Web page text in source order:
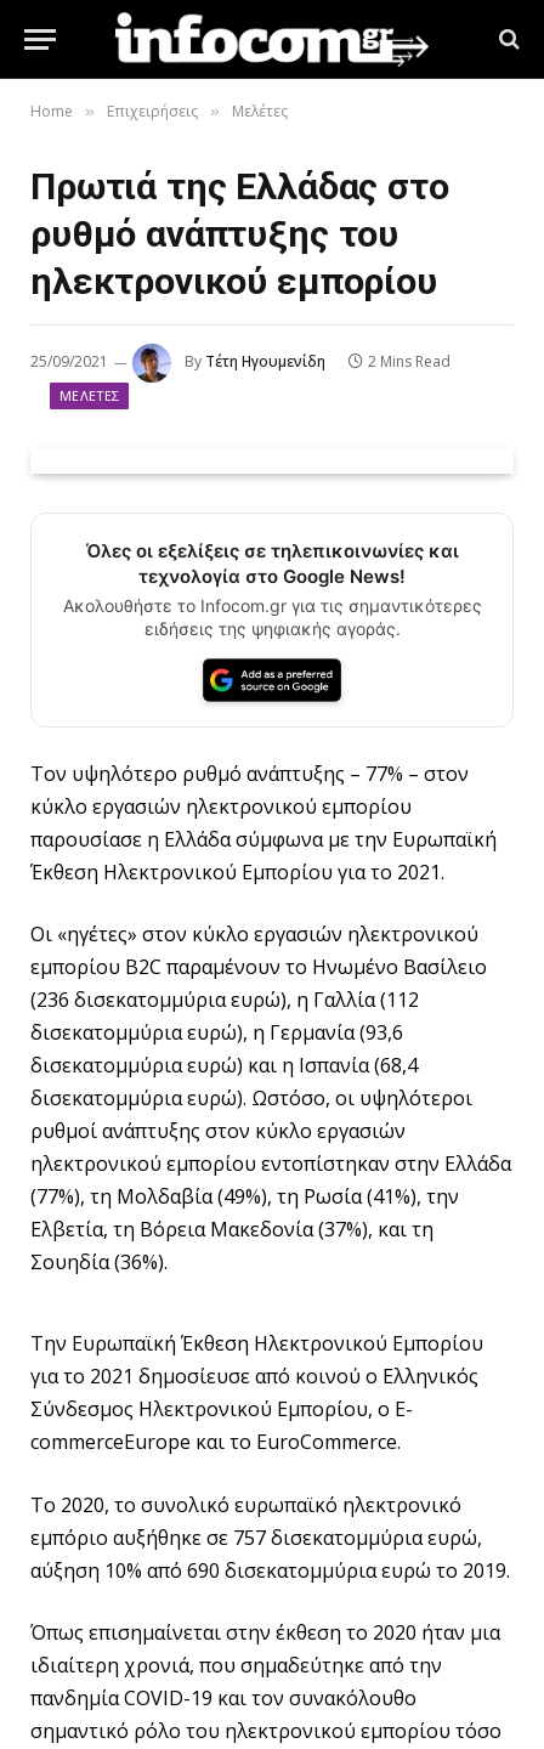
Home » Επιχειρήσεις » Μελέτες
Πρωτιά της Ελλάδας στο
ρυθμό ανάπτυξης του
ηλεκτρονικού εμπορίου
25/09/2021 By Τέτη Ηγουμενίδη 2 Mins Read
ΜΕΛΈΤΕΣ
Όλες οι εξελίξεις σε τηλεπικοινωνίες και
τεχνολογία στο Google News!
Ακολουθήστε το Infocom.gr για τις σημαντικότερες
ειδήσεις της ψηφιακής αγοράς.
Τον υψηλότερο ρυθμό ανάπτυξης – 77% – στον
κύκλο εργασιών ηλεκτρονικού εμπορίου
παρουσίασε η Ελλάδα σύμφωνα με την Ευρωπαϊκή
Έκθεση Ηλεκτρονικού Εμπορίου για το 2021.
Οι «ηγέτες» στον κύκλο εργασιών ηλεκτρονικού
εμπορίου B2C παραμένουν το Ηνωμένο Βασίλειο
(236 δισεκατομμύρια ευρώ), η Γαλλία (112
δισεκατομμύρια ευρώ), η Γερμανία (93,6
δισεκατομμύρια ευρώ) και η Ισπανία (68,4
δισεκατομμύρια ευρώ). Ωστόσο, οι υψηλότεροι
ρυθμοί ανάπτυξης στον κύκλο εργασιών
ηλεκτρονικού εμπορίου εντοπίστηκαν στην Ελλάδα
(77%), τη Μολδαβία (49%), τη Ρωσία (41%), την
Ελβετία, τη Βόρεια Μακεδονία (37%), και τη
Σουηδία (36%).
Την Ευρωπαϊκή Έκθεση Ηλεκτρονικού Εμπορίου
για το 2021 δημοσίευσε από κοινού ο Ελληνικός
Σύνδεσμος Ηλεκτρονικού Εμπορίου, ο E-
commerceEurope και το EuroCommerce.
Το 2020, το συνολικό ευρωπαϊκό ηλεκτρονικό
εμπόριο αυξήθηκε σε 757 δισεκατομμύρια ευρώ,
αύξηση 10% από 690 δισεκατομμύρια ευρώ το 2019.
Όπως επισημαίνεται στην έκθεση το 2020 ήταν μια
ιδιαίτερη χρονιά, που σημαδεύτηκε από την
πανδημία COVID-19 και τον συνακόλουθο
σημαντικό ρόλο του ηλεκτρονικού εμπορίου τόσο